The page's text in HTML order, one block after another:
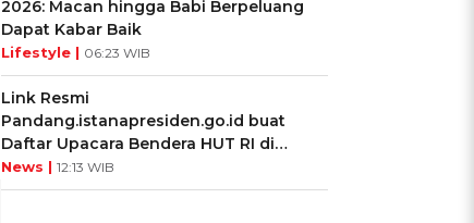
2026: Macan hingga Babi Berpeluang
Dapat Kabar Baik
Lifestyle | 06:23 WIB
Link Resmi
Pandang.istanapresiden.go.id buat
Daftar Upacara Bendera HUT RI di
Istana Negara
News | 12:13 WIB